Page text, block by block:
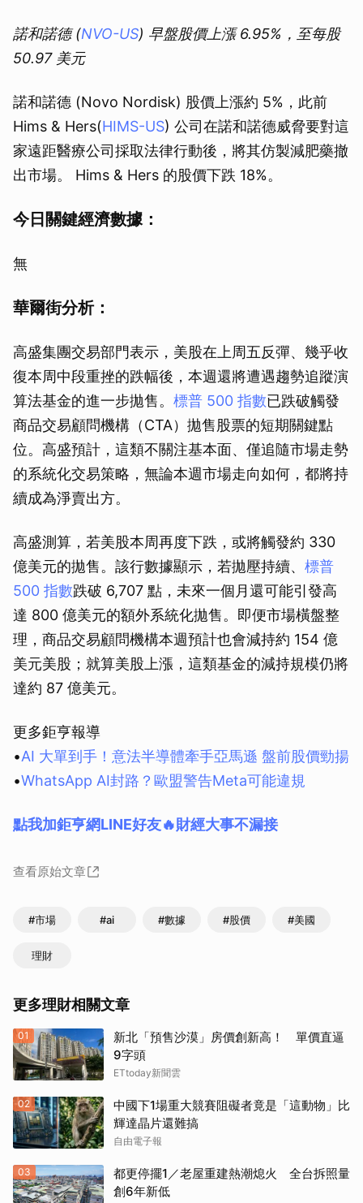
諾和諾德 (NVO-US) 早盤股價上漲 6.95%，至每股
50.97 美元
諾和諾德 (Novo Nordisk) 股價上漲約 5%，此前
Hims & Hers(HIMS-US) 公司在諾和諾德威脅要對這
家遠距醫療公司採取法律行動後，將其仿製減肥藥撤
出市場。 Hims & Hers 的股價下跌 18%。
今日關鍵經濟數據：
無
華爾街分析：
高盛集團交易部門表示，美股在上周五反彈、幾乎收
復本周中段重挫的跌幅後，本週還將遭遇趨勢追蹤演
算法基金的進一步拋售。 標普 500 指數已跌破觸發
商品交易顧問機構（CTA）拋售股票的短期關鍵點
位。高盛預計，這類不關注基本面、僅追隨市場走勢
的系統化交易策略，無論本週市場走向如何，都將持
續成為淨賣出方。
高盛測算，若美股本周再度下跌，或將觸發約 330
億美元的拋售。該行數據顯示，若拋壓持續、 標普
500 指數跌破 6,707 點，未來一個月還可能引發高
達 800 億美元的額外系統化拋售。即便市場橫盤整
理，商品交易顧問機構本週預計也會減持約 154 億
美元美股；就算美股上漲，這類基金的減持規模仍將
達約 87 億美元。
更多鉅亨報導
•AI 大單到手！意法半導體牽手亞馬遜 盤前股價勁揚
•WhatsApp AI封路？歐盟警告Meta可能違規
點我加鉅亨網LINE好友🔥財經大事不漏接
查看原始文章
#市場 #ai #數據 #股價 #美國
理財
更多理財相關文章
01
新北「預售沙漠」房價創新高！ 單價直逼
9字頭
ETtoday新聞雲
02
中國下1場重大競賽阻礙者竟是「這動物」比
輝達晶片還難搞
自由電子報
03
都更停擺1／老屋重建熱潮熄火 全台拆照量
創6年新低